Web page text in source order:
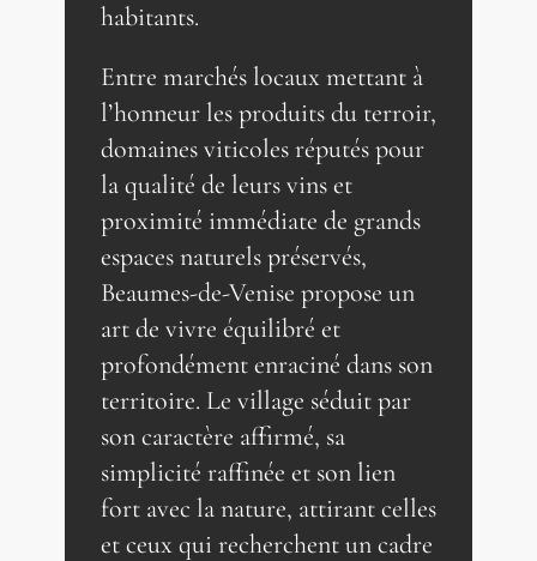
habitants.
Entre marchés locaux mettant à
l’honneur les produits du terroir,
domaines viticoles réputés pour
la qualité de leurs vins et
proximité immédiate de grands
espaces naturels préservés,
Beaumes-de-Venise propose un
art de vivre équilibré et
profondément enraciné dans son
territoire. Le village séduit par
son caractère affirmé, sa
simplicité raffinée et son lien
fort avec la nature, attirant celles
et ceux qui recherchent un cadre